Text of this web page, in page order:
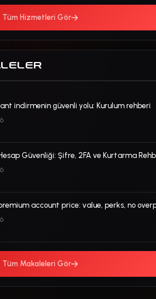
Tüm Hizmetleri Gör
indirmenin güvenli yolu: Kurulum rehberi
Güvenliği: Şifre, 2FA ve Kurtarma
account price: value, perks, no
Tüm Makaleleri Gör